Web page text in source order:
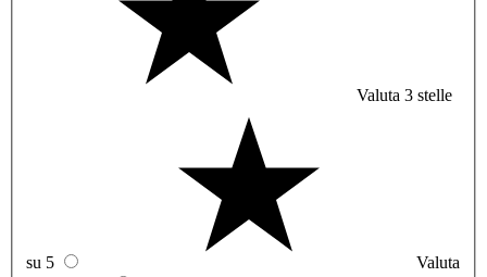
Valuta 3 stelle
su 5
Valuta